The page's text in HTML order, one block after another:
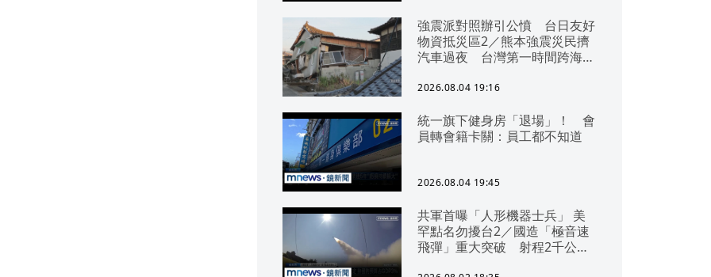
強震派對照辦引公憤 台日友好
物資抵災區2／熊本強震災民擠
汽車過夜 台灣第一時間跨海急
2026.08.04 19:16
統一旗下健身房「退場」！ 會
員轉會籍卡關：員工都不知道
2026.08.04 19:45
共軍首曝「人形機器士兵」 美
罕點名勿擾台2／國造「極音速
飛彈」重大突破 射程2千公里